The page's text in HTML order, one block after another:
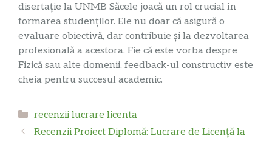
disertație la UNMB Săcele joacă un rol crucial în
formarea studenților. Ele nu doar că asigură o
evaluare obiectivă, dar contribuie și la dezvoltarea
profesională a acestora. Fie că este vorba despre
Fizică sau alte domenii, feedback-ul constructiv este
cheia pentru succesul academic.
Categorii
recenzii lucrare licenta
Recenzii Proiect Diplomă: Lucrare de Licență la